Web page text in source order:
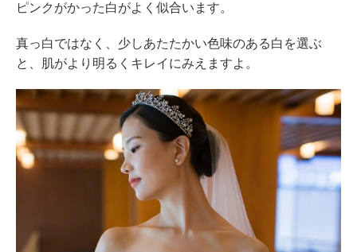
ピンクがかった白がよく似合います。
真っ白ではなく、少しあたたかい色味のある白を選ぶ
と、肌がより明るくキレイにみえますよ。